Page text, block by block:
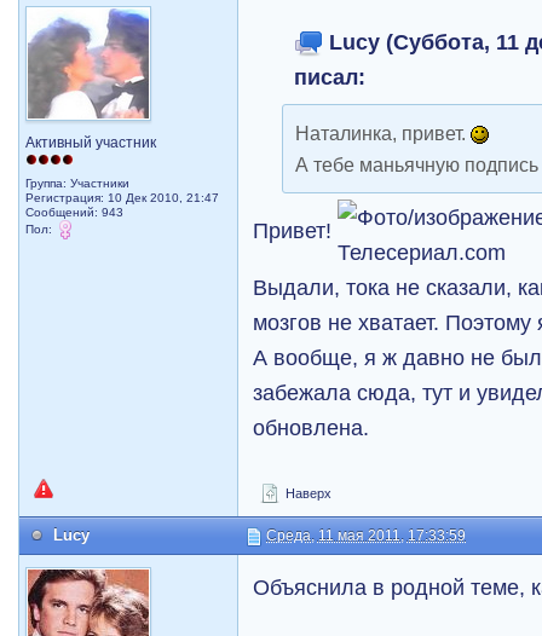
Активный участник
Группа: Участники
Регистрация: 10 Дек 2010, 21:47
Сообщений: 943
Пол:
Lucy (Суббота, 11
писал:
Наталинка, привет.
А тебе маньячную
Привет!
Выдали, тока не сказали,
мозгов не хватает.
А вообще, я ж давно не
забежала сюда, тут и
обновлена.
Наверх
Lucy Среда, 11 мая 2011, 17:33:59
Объяснила в родной теме,